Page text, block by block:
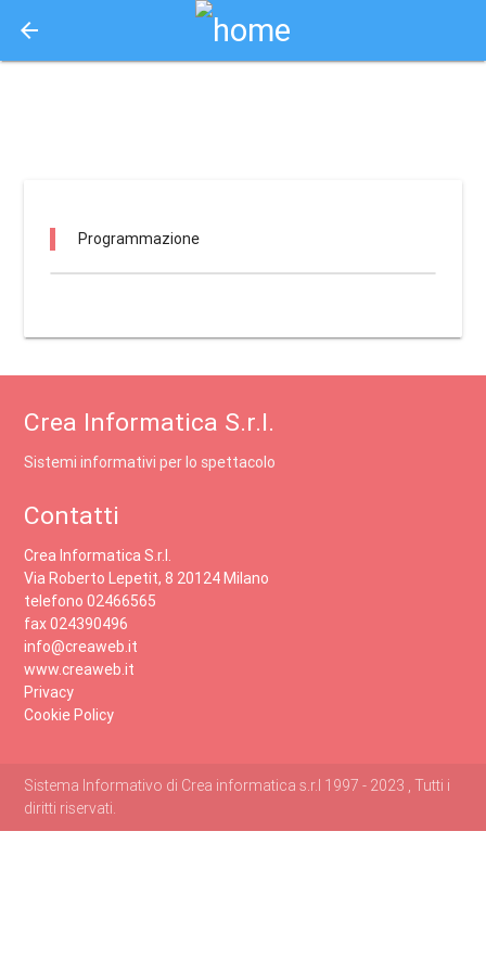
arrow_back
Programmazione
Crea Informatica S.r.l.
Sistemi informativi per lo spettacolo
Contatti
Crea Informatica S.r.l.
Via Roberto Lepetit, 8 20124 Milano
telefono 02466565
fax 024390496
info@creaweb.it
www.creaweb.it
Privacy
Cookie Policy
Sistema Informativo di Crea informatica s.r.l 1997 - 2023 , Tutti i
diritti riservati.